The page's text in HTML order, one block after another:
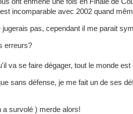
incomparable avec 2002 quand
pas, cependant il me parait
erreurs?
va se faire dégager, tout le monde
sans défense, je me fait un de ses
a survolé ) merde alors!